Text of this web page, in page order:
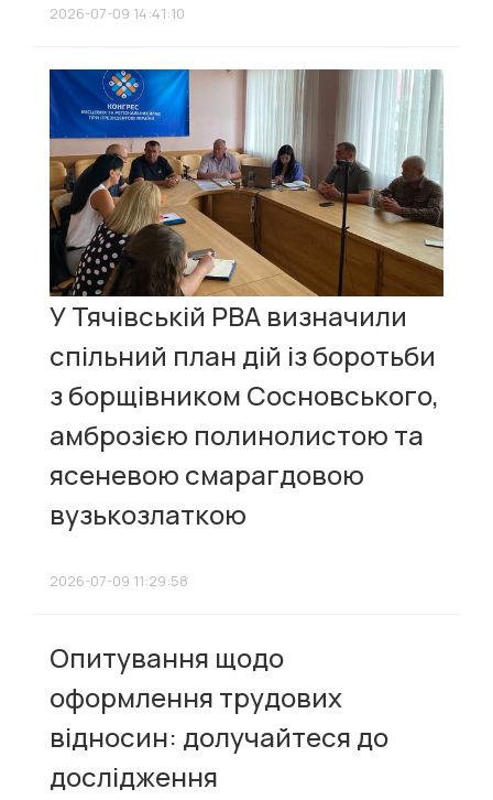
2026-07-09 14:41:10
У Тячівській РВА визначили
спільний план дій із боротьби
з борщівником Сосновського,
амброзією полинолистою та
ясеневою смарагдовою
вузькозлаткою
2026-07-09 11:29:58
Опитування щодо
оформлення трудових
відносин: долучайтеся до
дослідження